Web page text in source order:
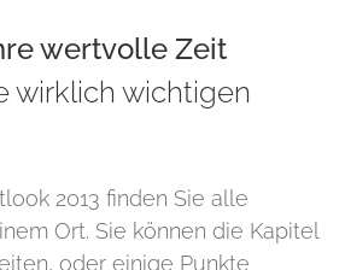
wertvolle Zeit
wirklich wichtigen
2013 finden Sie alle
Ort. Sie können die Kapitel
oder einige Punkte